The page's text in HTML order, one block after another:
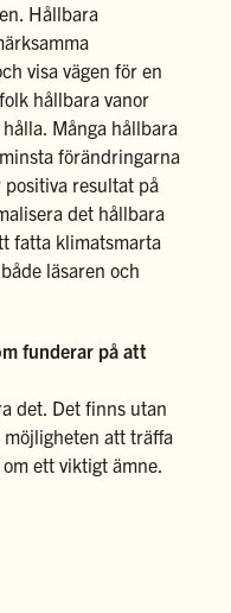
Hållbara
visa vägen för en
hållbara vanor
Många hållbara
förändringarna
positiva resultat på
det hållbara
fatta klimatsmarta
läsaren och
funderar på att
det. Det finns utan
att träffa
ett viktigt ämne.